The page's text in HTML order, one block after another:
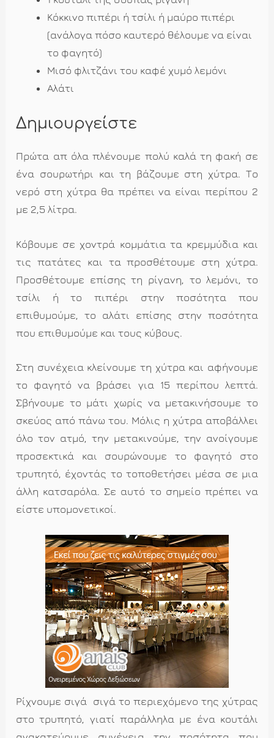
Κόκκινο πιπέρι ή τσίλι ή μαύρο πιπέρι
(ανάλογα πόσο καυτερό θέλουμε να είναι
το φαγητό)
Μισό φλιτζάνι του καφέ χυμό λεμόνι
Αλάτι
Δημιουργείστε
Πρώτα απ όλα πλένουμε πολύ καλά τη φακή σε
ένα σουρωτήρι και τη βάζουμε στη χύτρα. Το
νερό στη χύτρα θα πρέπει να είναι περίπου 2
με 2,5 λίτρα.
Κόβουμε σε χοντρά κομμάτια τα κρεμμύδια και
τις πατάτες και τα προσθέτουμε στη χύτρα.
Προσθέτουμε επίσης τη ρίγανη, το λεμόνι, το
τσίλι ή το πιπέρι στην ποσότητα που
επιθυμούμε, το αλάτι επίσης στην ποσότητα
που επιθυμούμε και τους κύβους.
Στη συνέχεια κλείνουμε τη χύτρα και αφήνουμε
το φαγητό να βράσει για 15 περίπου λεπτά.
Σβήνουμε το μάτι χωρίς να μετακινήσουμε το
σκεύος από πάνω του. Μόλις η χύτρα αποβάλλει
όλο τον ατμό, την μετακινούμε, την ανοίγουμε
προσεκτικά και σουρώνουμε το φαγητό στο
τρυπητό, έχοντάς το τοποθετήσει μέσα σε μια
άλλη κατσαρόλα. Σε αυτό το σημείο πρέπει να
είστε υπομονετικοί.
Ρίχνουμε σιγά  σιγά το περιεχόμενο της χύτρας
στο τρυπητό, γιατί παράλληλα με ένα κουτάλι